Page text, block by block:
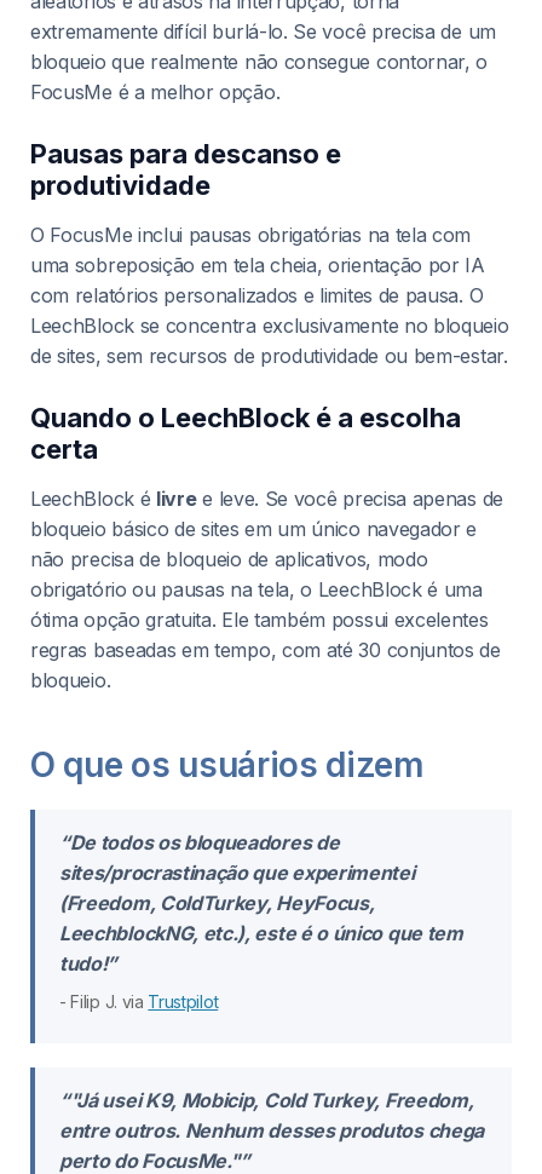
extremamente difícil burlá-lo. Se você precisa de um
bloqueio que realmente não consegue contornar, o
FocusMe é a melhor opção.
Pausas para descanso e
produtividade
O FocusMe inclui pausas obrigatórias na tela com
uma sobreposição em tela cheia, orientação por IA
com relatórios personalizados e limites de pausa. O
LeechBlock se concentra exclusivamente no bloqueio
de sites, sem recursos de produtividade ou bem-estar.
Quando o LeechBlock é a escolha
certa
LeechBlock é livree leve. Se você precisa apenas de
bloqueio básico de sites em um único navegador e
não precisa de bloqueio de aplicativos, modo
obrigatório ou pausas na tela, o LeechBlock é uma
ótima opção gratuita. Ele também possui excelentes
regras baseadas em tempo, com até 30 conjuntos de
bloqueio.
O que os usuários dizem
“De todos os bloqueadores de
sites/procrastinação que experimentei
(Freedom, ColdTurkey, HeyFocus,
LeechblockNG, etc.), este é o único que tem
tudo!”
- Filip J. via Trustpilot
“"Já usei K9, Mobicip, Cold Turkey, Freedom,
entre outros. Nenhum desses produtos chega
perto do FocusMe."”